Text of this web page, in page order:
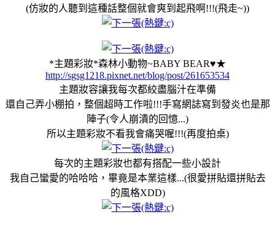
(仿妝的人聽到這種話整個就會爽到起飛啊!!!(飛走~))
*主題彩妝*森林小動物~BABY BEAR♥★
http://sgsg1218.pixnet.net/blog/post/261653534
主題妝容讓我每次都絞盡腦汁在準備
還自己弄小棚拍，整個超時工作啦!!!手寫網誌寫到發炎也是那
陣子(令人崩潰的回憶...)
所以主題彩妝不看我會痛哭喔!!!(再度拍桌)
每次的主題彩妝也都有搭配一些小設計
我自己蠻愛的哈哈哈，畢竟是本業這樣...(很愛拼貼還拼貼去
的風格XDD)